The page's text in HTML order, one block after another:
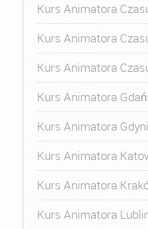
Kurs Animatora
Kurs Animatora
Kurs Animatora
Kurs Animatora
Kurs Animatora
Kurs Animatora
Kurs Animatora
Kurs Animatora